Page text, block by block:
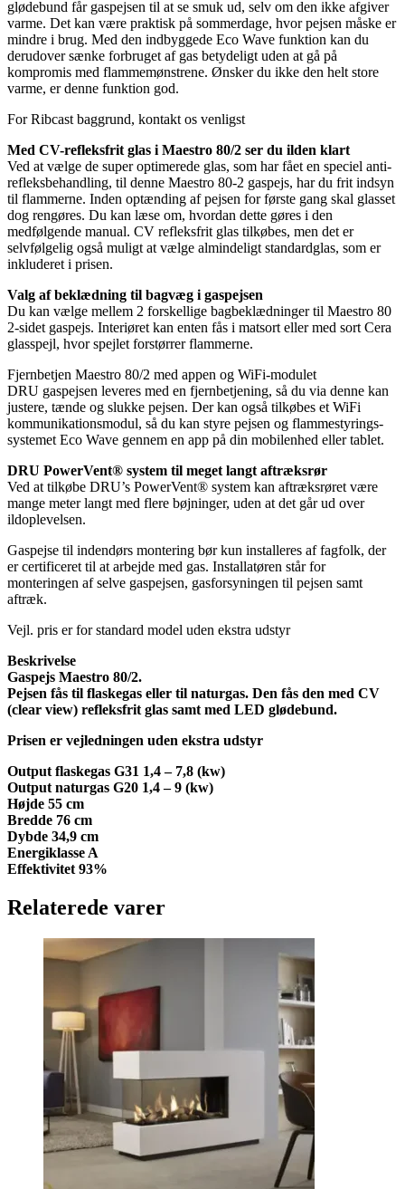
glødebund får gaspejsen til at se smuk ud, selv om den ikke afgiver
varme. Det kan være praktisk på sommerdage, hvor pejsen måske er
mindre i brug. Med den indbyggede Eco Wave funktion kan du
derudover sænke forbruget af gas betydeligt uden at gå på
kompromis med flammemønstrene. Ønsker du ikke den helt store
varme, er denne funktion god.
For Ribcast baggrund, kontakt os venligst
Med CV-refleksfrit glas i Maestro 80/2 ser du ilden klart
Ved at vælge de super optimerede glas, som har fået en speciel anti-
refleksbehandling, til denne Maestro 80-2 gaspejs, har du frit indsyn
til flammerne. Inden optænding af pejsen for første gang skal glasset
dog rengøres. Du kan læse om, hvordan dette gøres i den
medfølgende manual. CV refleksfrit glas tilkøbes, men det er
selvfølgelig også muligt at vælge almindeligt standardglas, som er
inkluderet i prisen.
Valg af beklædning til bagvæg i gaspejsen
Du kan vælge mellem 2 forskellige bagbeklædninger til Maestro 80
2-sidet gaspejs. Interiøret kan enten fås i matsort eller med sort Cera
glasspejl, hvor spejlet forstørrer flammerne.
Fjernbetjen Maestro 80/2 med appen og WiFi-modulet
DRU gaspejsen leveres med en fjernbetjening, så du via denne kan
justere, tænde og slukke pejsen. Der kan også tilkøbes et WiFi
kommunikationsmodul, så du kan styre pejsen og flammestyrings-
systemet Eco Wave gennem en app på din mobilenhed eller tablet.
DRU PowerVent® system til meget langt aftræksrør
Ved at tilkøbe DRU’s PowerVent® system kan aftræksrøret være
mange meter langt med flere bøjninger, uden at det går ud over
ildoplevelsen.
Gaspejse til indendørs montering bør kun installeres af fagfolk, der
er certificeret til at arbejde med gas. Installatøren står for
monteringen af ​​selve gaspejsen, gasforsyningen til pejsen samt
aftræk.
Vejl. pris er for standard model uden ekstra udstyr
Beskrivelse
Gaspejs Maestro 80/2.
Pejsen fås til flaskegas eller til naturgas. Den fås den med CV
(clear view) refleksfrit glas samt med LED glødebund.
Prisen er vejledningen uden ekstra udstyr
Output flaskegas G31 1,4 – 7,8 (kw)
Output naturgas G20 1,4 – 9 (kw)
Højde 55 cm
Bredde 76 cm
Dybde 34,9 cm
Energiklasse A
Effektivitet 93%
Relaterede varer